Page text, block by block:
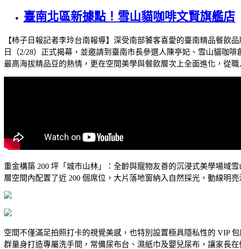
臺南北區新據點！雪山貓咖啡文賢旗艦店
【柿子日報記者李玲台南報導】深受南部饕客喜愛的臺南精品餐飲
日（2/28）正式揭幕，並邀請到臺南市長參選人陳亭妃、雪山貓咖
最高海拔精品豆的熱情，更在空間美學與餐飲層次上全面進化，從
重金構築 200 坪「城市山林」：全齡與寵物友善的沉浸式美學場域
層空間內配置了近 200 個席位，大片落地窗納入自然採光，動線明亮
空間不僅滿足拍照打卡的視覺美感，也特別設置極具隱私性的 VIP
群量身打造專屬洗手間，常備尿布台、濕紙巾及嬰兒尿布，讓家長